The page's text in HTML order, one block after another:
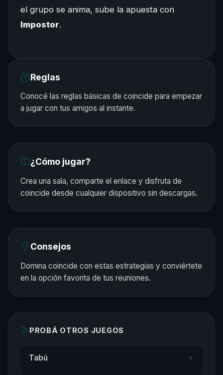
el grupo se anima, sube la apuesta con
Impostor.
Reglas
Conocé las reglas básicas de coincide para empezar
a jugar con tus amigos al instante.
¿Cómo jugar?
Crea una sala, comparte el enlace y disfruta de
coincide desde cualquier dispositivo sin descargas.
Consejos
Domina coincide con estas estrategias y conviértete
en la opción favorita de tus reuniones.
PROBÁ OTROS JUEGOS
Tabú